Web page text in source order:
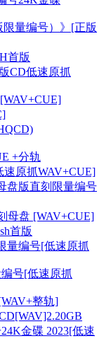
量编号）》[正版
首版
CD低速原抓
+分轨
原抓WAV+CUE]
盘版直刻限量编号
母盘 [WAV+CUE]
首版
量编号[低速原抓
号[低速原抓
整轨]
金碟 2023[低速